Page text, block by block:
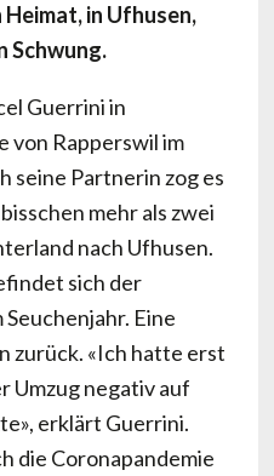
in Ufhusen,
Schwung.
Guerrini in
von Rapperswil im
seine Partnerin zog es
mehr als zwei
nach Ufhusen.
sich der
Eine
zurück. «Ich hatte erst
Umzug negativ auf
erklärt Guerrini.
die Coronapandemie